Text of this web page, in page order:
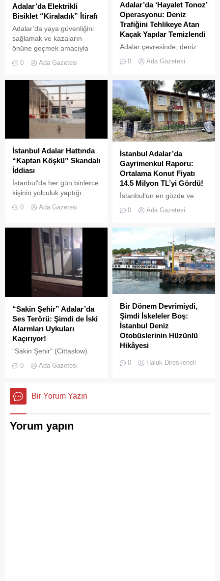
Adalar’da Elektrikli
Bisiklet “Kiraladık” İtirafı
Adalar’da yaya güvenliğini
sağlamak ve kazaların
önüne geçmek amacıyla
kiralama yasağı” adeta hiçe
yansıyan son görüntüler,
yasağın delindiğini ve
denetimlerin yetersiz
kaldığını bir kez daha gözler
önüne serdi. Adalar’da
Koordinasyon Merkezi)
kararları doğrultusunda
ticari amaçlı elektrikli bisiklet
faaliyetleri yasaklanmış
durumda....
0 Ada Gazetesi
Adalar’da ‘Hayalet Tonoz’
Operasyonu: Deniz
Trafiğini Tehlikeye Atan
Kaçak Yapılar Temizlendi
Adalar çevresinde, deniz
trafiğini tehlikeye sokan ve
çevre kirliliğine neden olan
geniş çaplı bir temizlik ve
denetim operasyonu
gerçekleştirildi.
0 Ada Gazetesi
İstanbul Adalar Hattında
“Kaptan Köşkü” Skandalı
İddiası
İstanbul'da her gün binlerce
kişinin yolculuk yaptığı
Adalar hattında kaydedilen
görüntüler "bu kadarına da
0 Ada Gazetesi
İstanbul Adalar’da
Gayrimenkul Raporu:
Ortalama Konut Fiyatı
14.5 Milyon TL’yi Gördü!
İstanbul'un en gözde ve
tarihi lokasyonlarından biri
olan Adalar ilçesinde,
hareketlilik dikkat çekiyor.
0 Ada Gazetesi
“Sakin Şehir” Adalar’da
Ses Terörü: Şimdi de İski
Alarmları Uykuları
Kaçırıyor!
"Sakin Şehir" (Cittaslow)
Adalar'da gürültü kirliliği
0 Ada Gazetesi
Bir Dönem Devrimiydi,
Şimdi İskeleler Boş:
İstanbul Deniz
Otobüslerinin Hüzünlü
Hikâyesi
İstanbul’da deniz ulaşımı,
konforlu güvenli bir yaşam
0 Haluk Direskeneli
Bir Yorum Yazın
Yorum yapın